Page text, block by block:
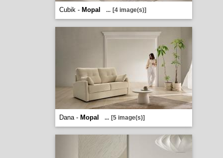
Cubik - Mopal ... [4 image(s)]
Dana - Mopal ... [5 image(s)]